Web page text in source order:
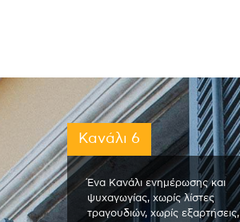
Κανάλι 6
Ένα Κανάλι ενημέρωσης και
ψυχαγωγίας, χωρίς λίστες
τραγουδιών, χωρίς εξαρτήσεις,